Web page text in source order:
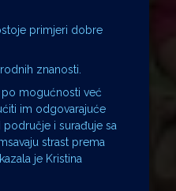
primjeri dobre
znanosti.
po mogućnosti već
im odgovarajuće
i surađuje sa
strast prema
je Kristina